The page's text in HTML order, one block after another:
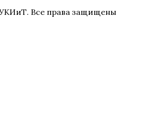
Все права защищены